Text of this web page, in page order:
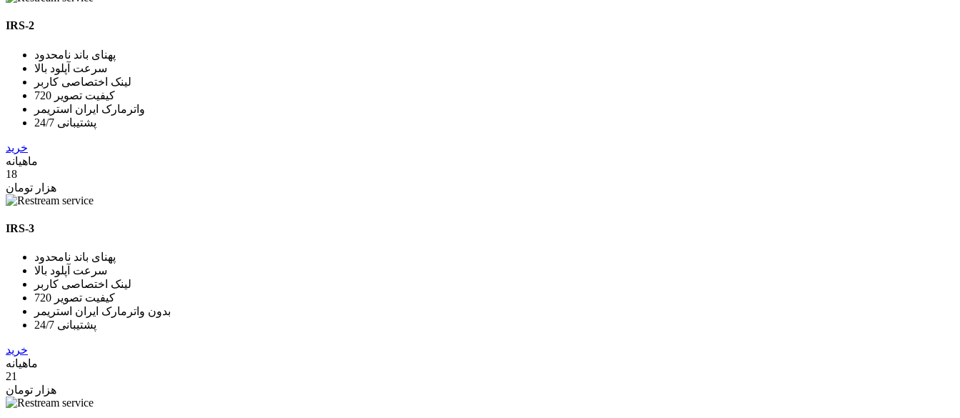
IRS-2
پهنای باند نامحدود
سرعت آپلود بالا
لینک اختصاصی کاربر
کیفیت تصویر 720
واترمارک ایران استریمر
پشتیبانی 24/7
خرید
ماهیانه
18
هزار تومان
IRS-3
پهنای باند نامحدود
سرعت آپلود بالا
لینک اختصاصی کاربر
کیفیت تصویر 720
بدون واترمارک ایران استریمر
پشتیبانی 24/7
خرید
ماهیانه
21
هزار تومان